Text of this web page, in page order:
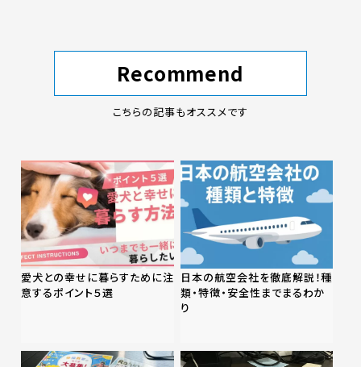
Recommend
こちらの記事もオススメです
愛犬との幸せに暮らすために注
意するポイント５選
日本の航空会社を徹底解説！種
類・特徴・安全性までまるわか
り